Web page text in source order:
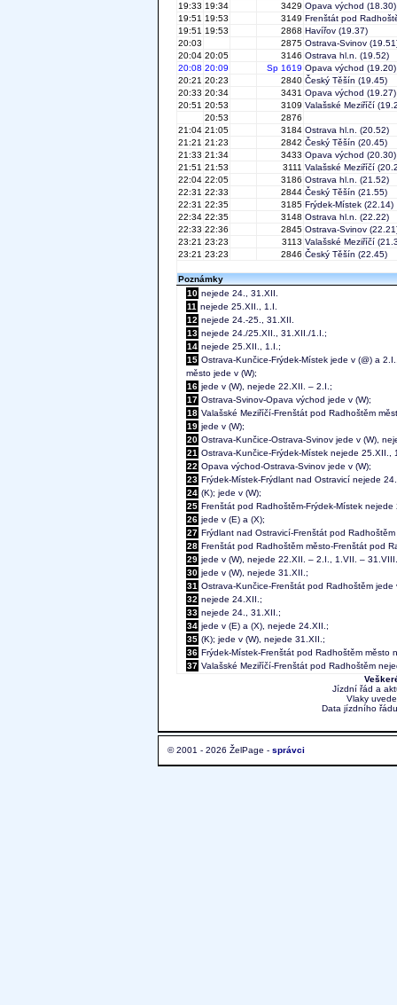
19:33 19:34 3429 Opava východ (18.30)
19:51 19:53 3149 Frenštát pod
19:51 19:53 2868 Havířov (19.37)
20:03
2875 Ostrava-Svinov
20:04 20:05 3146 Ostrava hl.n. (19.52)
20:08 20:09 Sp 1619 Opava východ (19.20)
20:21 20:23 2840 Český Těšín (19.45)
20:33 20:34 3431 Opava východ (19.27)
20:51 20:53 3109 Valašské Meziříčí
20:53
2876
21:04 21:05 3184 Ostrava hl.n. (20.52)
21:21 21:23 2842 Český Těšín (20.45)
21:33 21:34 3433 Opava východ (20.30)
21:51 21:53 3111 Valašské Meziříčí
22:04 22:05 3186 Ostrava hl.n. (21.52)
22:31 22:33 2844 Český Těšín (21.55)
22:31 22:35 3185 Frýdek-Místek (22.14)
22:34 22:35 3148 Ostrava hl.n. (22.22)
22:33 22:36 2845 Ostrava-Svinov
23:21 23:23 3113 Valašské Meziříčí
23:21 23:23 2846 Český Těšín (22.45)
Poznámky
10 nejede 24., 31.XII.
11 nejede 25.XII., 1.I.
12 nejede 24.-25., 31.XII.
13 nejede 24./25.XII., 31.XII./1.I.;
14 nejede 25.XII., 1.I.;
15 Ostrava-Kunčice-Frýdek-Místek jede v (@) a
město jede v (W);
16 jede v (W), nejede 22.XII. – 2.I.;
17 Ostrava-Svinov-Opava východ jede v (W);
18 Valašské Meziříčí-Frenštát pod Radhoštěm
19 jede v (W);
20 Ostrava-Kunčice-Ostrava-Svinov jede v (W),
21 Ostrava-Kunčice-Frýdek-Místek nejede 25.XII.,
22 Opava východ-Ostrava-Svinov jede v (W);
23 Frýdek-Místek-Frýdlant nad Ostravicí nejede
24 (K); jede v (W);
25 Frenštát pod Radhoštěm-Frýdek-Místek
26 jede v (E) a (X);
27 Frýdlant nad Ostravicí-Frenštát pod
28 Frenštát pod Radhoštěm město-Frenštát pod
29 jede v (W), nejede 22.XII. – 2.I., 1.VII. –
30 jede v (W), nejede 31.XII.;
31 Ostrava-Kunčice-Frenštát pod Radhoštěm
32 nejede 24.XII.;
33 nejede 24., 31.XII.;
34 jede v (E) a (X), nejede 24.XII.;
35 (K); jede v (W), nejede 31.XII.;
36 Frýdek-Místek-Frenštát pod Radhoštěm město
37 Valašské Meziříčí-Frenštát pod Radhoštěm
Jízdní řád a
Vlaky
Data jízdního
© 2001 - 2026 ŽelPage - správci